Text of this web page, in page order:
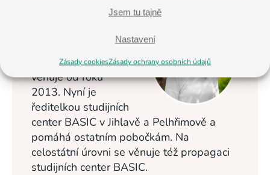
Jsem tu tajně
Nastavení
Zásady cookiesZásady ochrany osobních údajů
Vzdělávání dětí se
věnuje od roku
2013. Nyní je
ředitelkou studijních
center BASIC v Jihlavě a Pelhřimově a
pomáhá ostatním pobočkám. Na
celostátní úrovni se věnuje též propagaci
studijních center BASIC.